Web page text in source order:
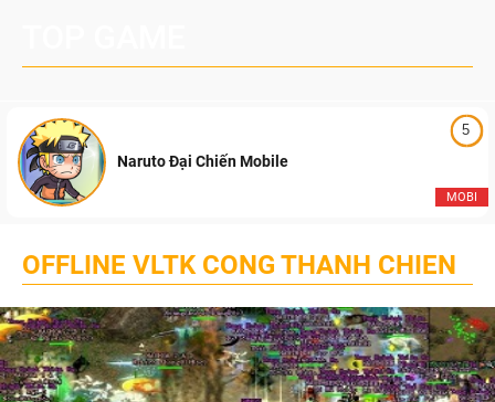
5
MOBI
Naruto Đại Chiến Mobile
OFFLINE VLTK CONG THANH CHIEN